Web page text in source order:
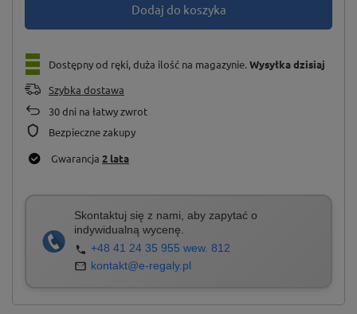
Dodaj do koszyka
Dostępny od ręki, duża ilość na magazynie Wysyłkadzisiaj
Szybka dostawa
30dni na łatwy zwrot
Bezpieczne zakupy
Gwarancja 2 lata
Skontaktuj się z nami, aby zapytać o
indywidualną wycenę.
+48 41 24 35 955 wew. 812
kontakt@e-regaly.pl